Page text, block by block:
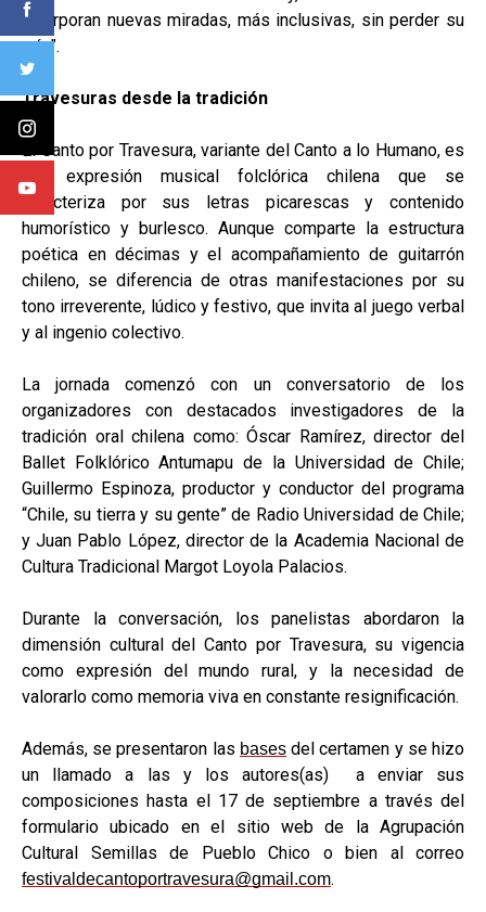
incorporan nuevas miradas, más inclusivas, sin perder su
raíz”.
Travesuras desde la tradición
El Canto por Travesura, variante del Canto a lo Humano, es
una expresión musical folclórica chilena que se
caracteriza por sus letras picarescas y contenido
humorístico y burlesco. Aunque comparte la estructura
poética en décimas y el acompañamiento de guitarrón
chileno, se diferencia de otras manifestaciones por su
tono irreverente, lúdico y festivo, que invita al juego verbal
y al ingenio colectivo.
La jornada comenzó con un conversatorio de los
organizadores con destacados investigadores de la
tradición oral chilena como: Óscar Ramírez, director del
Ballet Folklórico Antumapu de la Universidad de Chile;
Guillermo Espinoza, productor y conductor del programa
“Chile, su tierra y su gente” de Radio Universidad de Chile;
y Juan Pablo López, director de la Academia Nacional de
Cultura Tradicional Margot Loyola Palacios.
Durante la conversación, los panelistas abordaron la
dimensión cultural del Canto por Travesura, su vigencia
como expresión del mundo rural, y la necesidad de
valorarlo como memoria viva en constante resignificación.
Además, se presentaron las basesdel certamen y se hizo
un llamado a las y los autores(as) a enviar sus
composiciones hasta el 17 de septiembre a través del
formulario ubicado en el sitio web de la Agrupación
Cultural Semillas de Pueblo Chico o bien al correo
festivaldecantoportravesura@gmail.com.